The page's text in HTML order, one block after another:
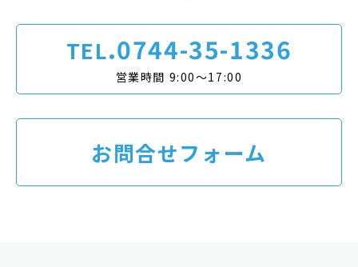
TEL.0744-35-1336
営業時間 9:00〜17:00
お問合せフォーム